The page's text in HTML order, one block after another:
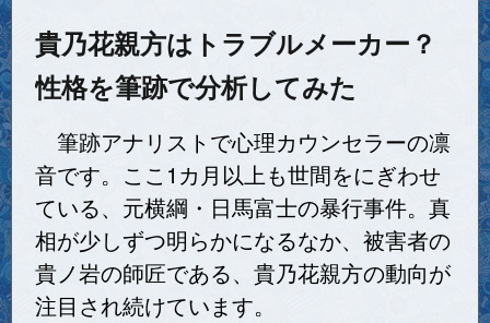
貴乃花親方はトラブルメーカー？
性格を筆跡で分析してみた
筆跡アナリストで心理カウンセラーの凛
音です。ここ1カ月以上も世間をにぎわせ
ている、元横綱・日馬富士の暴行事件。真
相が少しずつ明らかになるなか、被害者の
貴ノ岩の師匠である、貴乃花親方の動向が
注目され続けています。